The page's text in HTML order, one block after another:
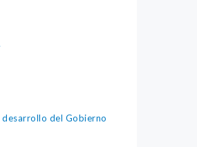
desarrollo del Gobierno